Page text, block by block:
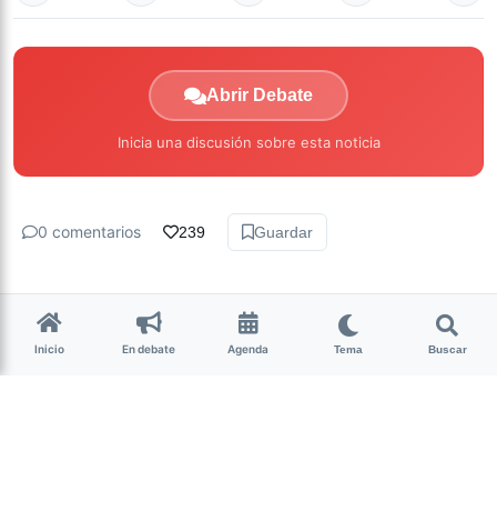
Abrir Debate
Inicia una discusión sobre esta noticia
0 comentarios 239 Guardar
Inicio En debate Agenda Tema Buscar